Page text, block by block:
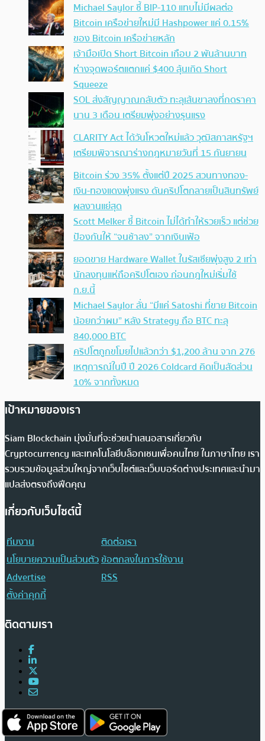
Michael Saylor ชี้ BIP-110 แทบไม่มีผลต่อ
Bitcoin เครือข่ายใหม่มี Hashpower แค่ 0.15%
ของ Bitcoin เครือข่ายหลัก
เจ้ามือเปิด Short Bitcoin เกือบ 2 พันล้านบาท
ห่างจุดพอร์ตแตกแค่ $400 ลุ้นเกิด Short
Squeeze
SOL ส่งสัญญาณกลับตัว ทะลุเส้นขาลงที่กดราคา
นาน 3 เดือน เตรียมพุ่งอย่างรุนแรง
CLARITY Act ได้วันโหวตใหม่แล้ว วุฒิสภาสหรัฐฯ
เตรียมพิจารณาร่างกฎหมายวันที่ 15 กันยายน
Bitcoin ร่วง 35% ตั้งแต่ปี 2025 สวนทางทอง-
เงิน-ทองแดงพุ่งแรง ดันคริปโตกลายเป็นสินทรัพย์
ผลงานแย่สุด
Scott Melker ชี้ Bitcoin ไม่ได้ทำให้รวยเร็ว แต่ช่วย
ป้องกันให้ “จนช้าลง” จากเงินเฟ้อ
ยอดขาย Hardware Wallet ในรัสเซียพุ่งสูง 2 เท่า
นักลงทุนแห่ถือคริปโตเอง ก่อนกฎใหม่เริ่มใช้
ก.ย.นี้
Michael Saylor ลั่น “มีแค่ Satoshi ที่ขาย Bitcoin
น้อยกว่าผม” หลัง Strategy ถือ BTC ทะลุ
840,000 BTC
คริปโตถูกขโมยไปแล้วกว่า $1,200 ล้าน จาก 276
เหตุการณ์ในปี ปี 2026 Coldcard คิดเป็นสัดส่วน
10% จากทั้งหมด
เป้าหมายของเรา
Siam Blockchain มุ่งมั่นที่จะช่วยนำเสนอสารเกี่ยวกับ
Cryptocurrency และเทคโนโลยีบล็อกเชนเพื่อคนไทย ในภาษาไทย เรา
รวบรวมข้อมูลส่วนใหญ่จากเว็บไซต์และเว็บบอร์ดต่างประเทศและนำมา
แปลส่งตรงถึงฟีดคุณ
เกี่ยวกับเว็บไซต์นี้
ทีมงาน
ติดต่อเรา
นโยบายความเป็นส่วนตัวข้อตกลงในการใช้งาน
Advertise
RSS
ตั้งค่าคุกกี้
ติดตามเรา